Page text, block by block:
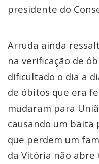
presidente do
Arruda ainda
na verificação de
dificultado o dia a
de óbitos que era
mudaram para
causando um baita
que perdem um
da Vitória não abre